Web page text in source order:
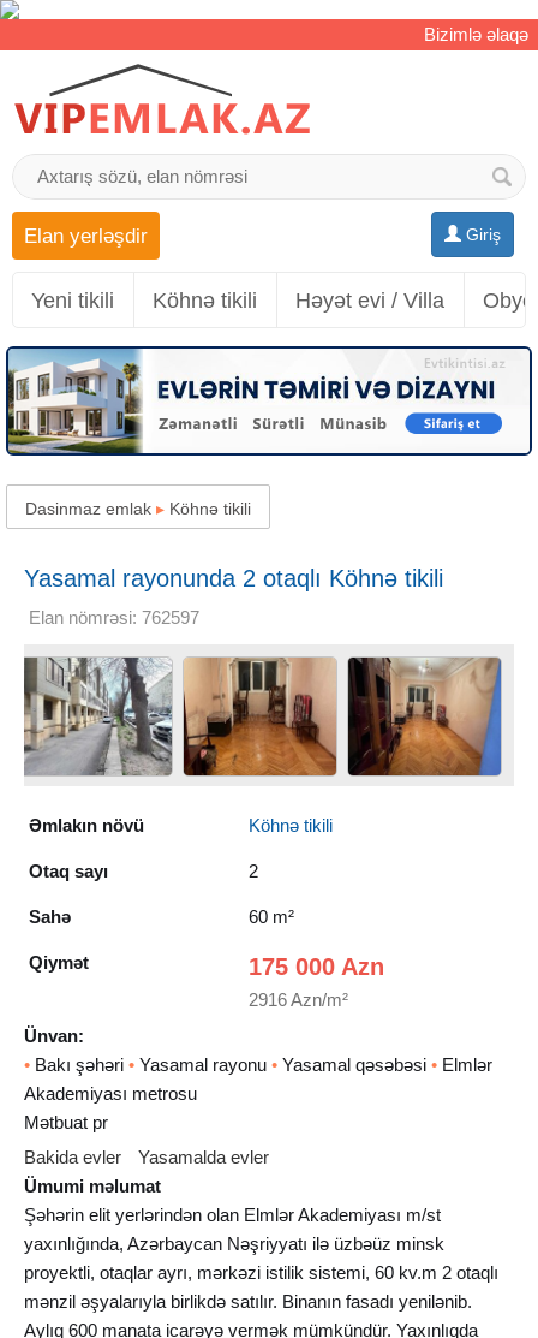
Bizimlə əlaqə
Giriş
Elan yerləşdir
Yeni tikili Köhnə tikili Həyət evi / Villa
Dasinmaz emlak ▸ Köhnə tikili
Yasamal rayonunda 2 otaqlı Köhnə tikili
Satılır, 60 m²
Elan nömrəsi: 762597
Əmlakın növü Köhnə tikili
Otaq sayı 2
Sahə 60 m²
Qiymət 175 000 Azn
2916 Azn/m²
Ünvan:
• Bakı şəhəri • Yasamal rayonu • Yasamal qəsəbəsi • Elmlər
Akademiyası metrosu
Mətbuat pr
Bakida evler
Yasamalda evler
Ümumi məlumat
Şəhərin elit yerlərindən olan Elmlər Akademiyası m/st
yaxınlığında, Azərbaycan Nəşriyyatı ilə üzbəüz minsk
proyektli, otaqlar ayrı, mərkəzi istilik sistemi, 60 kv.m 2 otaqlı
mənzil əşyalarıyla birlikdə satılır. Binanın fasadı yenilənib.
Aylıq 600 manata icarəyə vermək mümkündür. Yaxınlıqda